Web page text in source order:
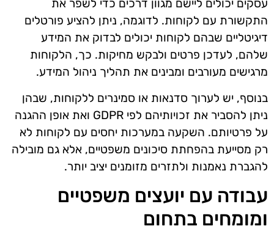
עסקים יכולים ליישם מגוון דרכים כדי לשפר את
התקשורת עם לקוחות. לדוגמה, ניתן להציע פורטלים
דיגיטליים שבהם לקוחות יכולים לבדוק את המידע
שלהם, לעדכן פרטים ולבקש מחיקות. כך, הלקוחות
מרגישים מעורבים ומבינים את תהליך ניהול המידע.
בנוסף, יש לערוך סדנאות או סמינרים ללקוחות, שבהן
ניתן להסביר את זכויותיהם לפי GDPR ואת אופן ההגנה
על פרטיותם. השקעה במערכות יחסים עם לקוחות לא
רק מסייעת בהפחתת סיכונים משפטיים, אלא גם מובילה
להגברת נאמנות ולתזרים מזומנים יציב יותר.
עבודה עם יועצים משפטיים
ומומחים בתחום